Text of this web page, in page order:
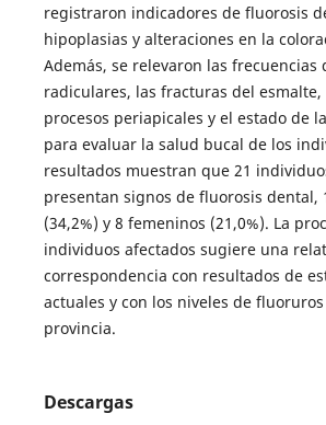
registraron indicadores de fluorosis
hipoplasias y alteraciones en la
Además, se relevaron las frecuencias
radiculares, las fracturas del esmalte,
procesos periapicales y el estado de
para evaluar la salud bucal de los
resultados muestran que 21
presentan signos de fluorosis dental,
(34,2%) y 8 femeninos (21,0%). La
individuos afectados sugiere una
correspondencia con resultados de
actuales y con los niveles de
provincia.
Descargas